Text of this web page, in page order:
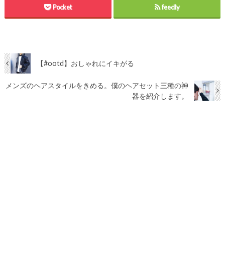
Pocket feedly
【#ootd】おしゃれにイキがる
メンズのヘアスタイルをきめる。僕のヘアセット三種の神
器を紹介します。